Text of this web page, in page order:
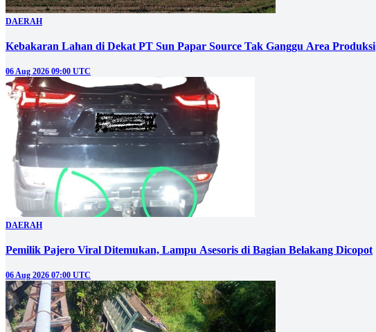
DAERAH
Kebakaran Lahan di Dekat PT Sun Papar Source Tak Ganggu Area Produksi
06 Aug 2026 09:00 UTC
DAERAH
Pemilik Pajero Viral Ditemukan, Lampu Asesoris di Bagian Belakang Dicopot
06 Aug 2026 07:00 UTC